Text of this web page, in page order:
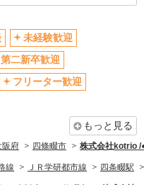
代含む)＞
全額支給
詳細を見る
デン四條畷/2780000020-011
）（夜勤専従）
272,020円（経験・能力等に
・育休取得実績あり
手当（家族・役職・インセン
ブなど）あり
福祉
未経験歓迎
二新卒歓迎
フリーター歓迎
もっと見る
阪府 四條畷市 株式会社kotrio /
線 ＪＲ学研都市線 四条畷駅